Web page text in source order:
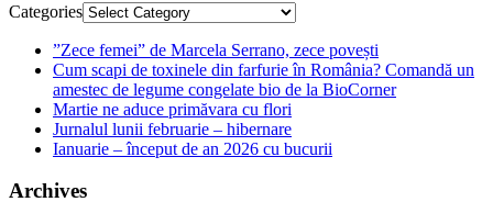
Categories
”Zece femei” de Marcela Serrano, zece povești
Cum scapi de toxinele din farfurie în România? Comandă un
amestec de legume congelate bio de la BioCorner
Martie ne aduce primăvara cu flori
Jurnalul lunii februarie – hibernare
Ianuarie – început de an 2026 cu bucurii
Archives